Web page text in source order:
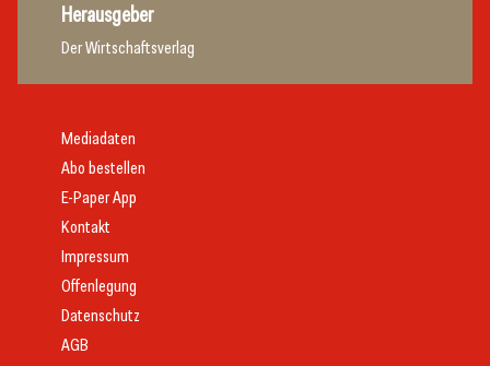
Herausgeber
Der Wirtschaftsverlag
Mediadaten
Abo bestellen
E-Paper App
Kontakt
Impressum
Offenlegung
Datenschutz
AGB